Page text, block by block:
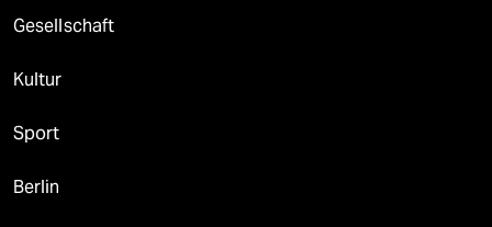
Gesellschaft
Kultur
Sport
Berlin